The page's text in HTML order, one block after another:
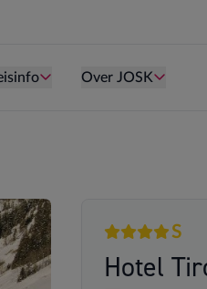
is te oud kind te zijn.
Persoon is te oud kind
Over JOSK
4 sterren S
Hotel